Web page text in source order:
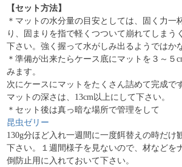
【セット方法】
＊マットの水分量の目安としては、固く力一
り、固まりを指で軽くつついて崩れてしまう
下さい。強く握って水がしみ出るようではか
＊準備が出来たらケース底にマットを３～５
みます。
次にケースにマットをたくさん詰めて完成で
マットの深さは、13cm以上にして下さい。
＊セット後は真っ暗な場所で管理をして
昆虫ゼリー
130g分ほど入れ一週間に一度餌替えの時だけ
下さい。１週間様子を見ないので、材などを
倒防止用に入れておいて下さい。